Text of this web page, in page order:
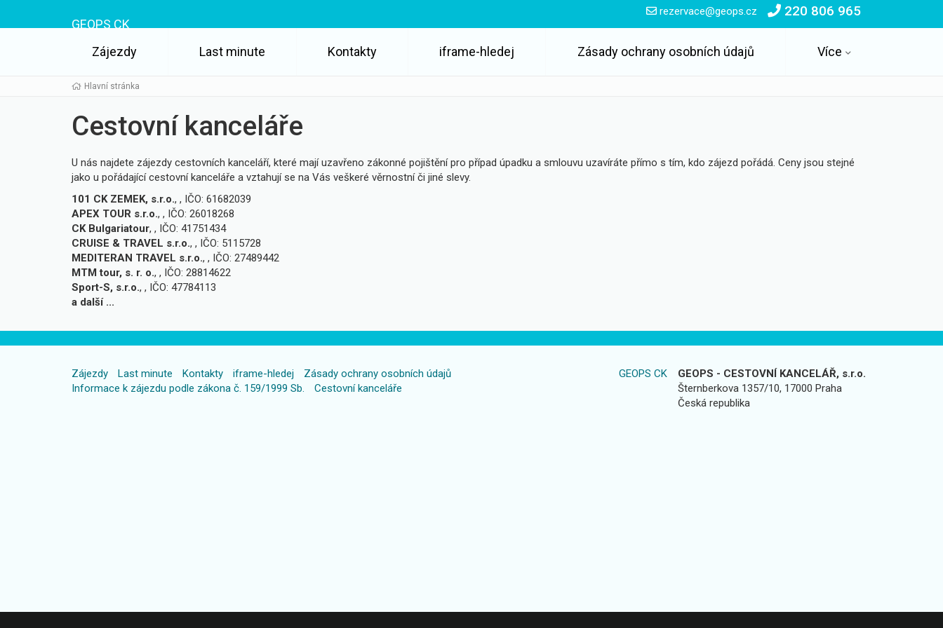
GEOPS CK
rezervace@geops.cz 220 806 965
Zájezdy Last minute Kontakty iframe-hledej Zásady ochrany osobních údajů Více
Hlavní stránka
Cestovní kanceláře
U nás najdete zájezdy cestovních kanceláří, které mají uzavřeno zákonné pojištění pro případ úpadku a smlouvu uzavíráte přímo s tím, kdo zájezd pořádá. Ceny jsou stejné
jako u pořádající cestovní kanceláře a vztahují se na Vás veškeré věrnostní či jiné slevy.
101 CK ZEMEK, s.r.o., , IČO: 61682039
APEX TOUR s.r.o., , IČO: 26018268
CK Bulgariatour, , IČO: 41751434
CRUISE & TRAVEL s.r.o., , IČO: 5115728
MEDITERAN TRAVEL s.r.o., , IČO: 27489442
MTM tour, s. r. o., , IČO: 28814622
Sport-S, s.r.o., , IČO: 47784113
a další ...
Zájezdy Last minute Kontakty iframe-hledej
Zásady ochrany osobních údajů
Informace k zájezdu podle zákona č. 159/1999 Sb.
Cestovní kanceláře
GEOPS CK
GEOPS - CESTOVNÍ KANCELÁŘ, s.r.o.
Šternberkova 1357/10, 17000 Praha
Česká republika